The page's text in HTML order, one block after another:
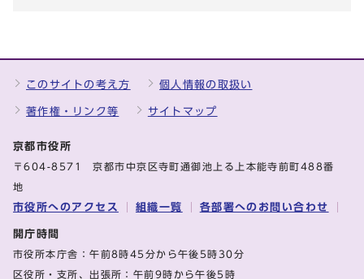
このサイトの考え方 個人情報の取扱い
著作権・リンク等 サイトマップ
京都市役所
〒604-8571 京都市中京区寺町通御池上る上本能寺前町488番
地
市役所へのアクセス 組織一覧 各部署へのお問い合わせ
開庁時間
市役所本庁舎：午前8時45分から午後5時30分
区役所・支所、出張所：午前9時から午後5時